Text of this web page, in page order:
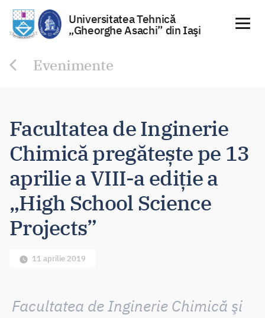
Universitatea Tehnică
„Gheorghe Asachi” din Iaşi
Evenimente
Facultatea de Inginerie
Chimică pregătește pe 13
aprilie a VIII-a ediție a
„High School Science
Projects”
11 aprilie 2019
Facultatea de Inginerie Chimică şi